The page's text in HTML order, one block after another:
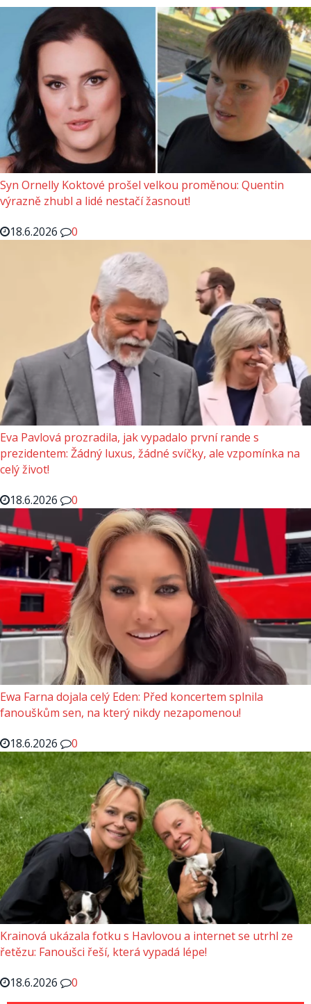
Syn Ornelly Koktové prošel velkou proměnou: Quentin
výrazně zhubl a lidé nestačí žasnout!
18.6.2026
0
Eva Pavlová prozradila, jak vypadalo první rande s
prezidentem: Žádný luxus, žádné svíčky, ale vzpomínka na
celý život!
18.6.2026
0
Ewa Farna dojala celý Eden: Před koncertem splnila
fanouškům sen, na který nikdy nezapomenou!
18.6.2026
0
Krainová ukázala fotku s Havlovou a internet se utrhl ze
řetězu: Fanoušci řeší, která vypadá lépe!
18.6.2026
0